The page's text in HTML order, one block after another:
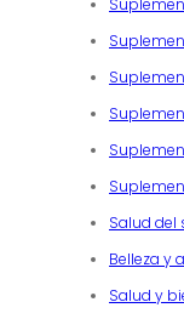
Salud del
Belleza y
Salud y